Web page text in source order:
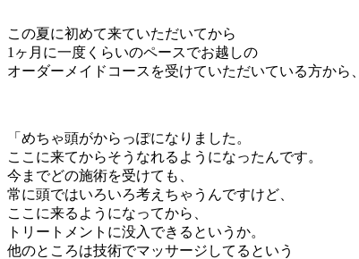
:
この夏に初めて来ていただいてから
1ヶ月に一度くらいのペースでお越しの
オーダーメイドコースを受けていただいている方から、
「めちゃ頭がからっぽになりました。
ここに来てからそうなれるようになったんです。
今までどの施術を受けても、
常に頭ではいろいろ考えちゃうんですけど、
ここに来るようになってから、
トリートメントに没入できるというか。
他のところは技術でマッサージしてるという